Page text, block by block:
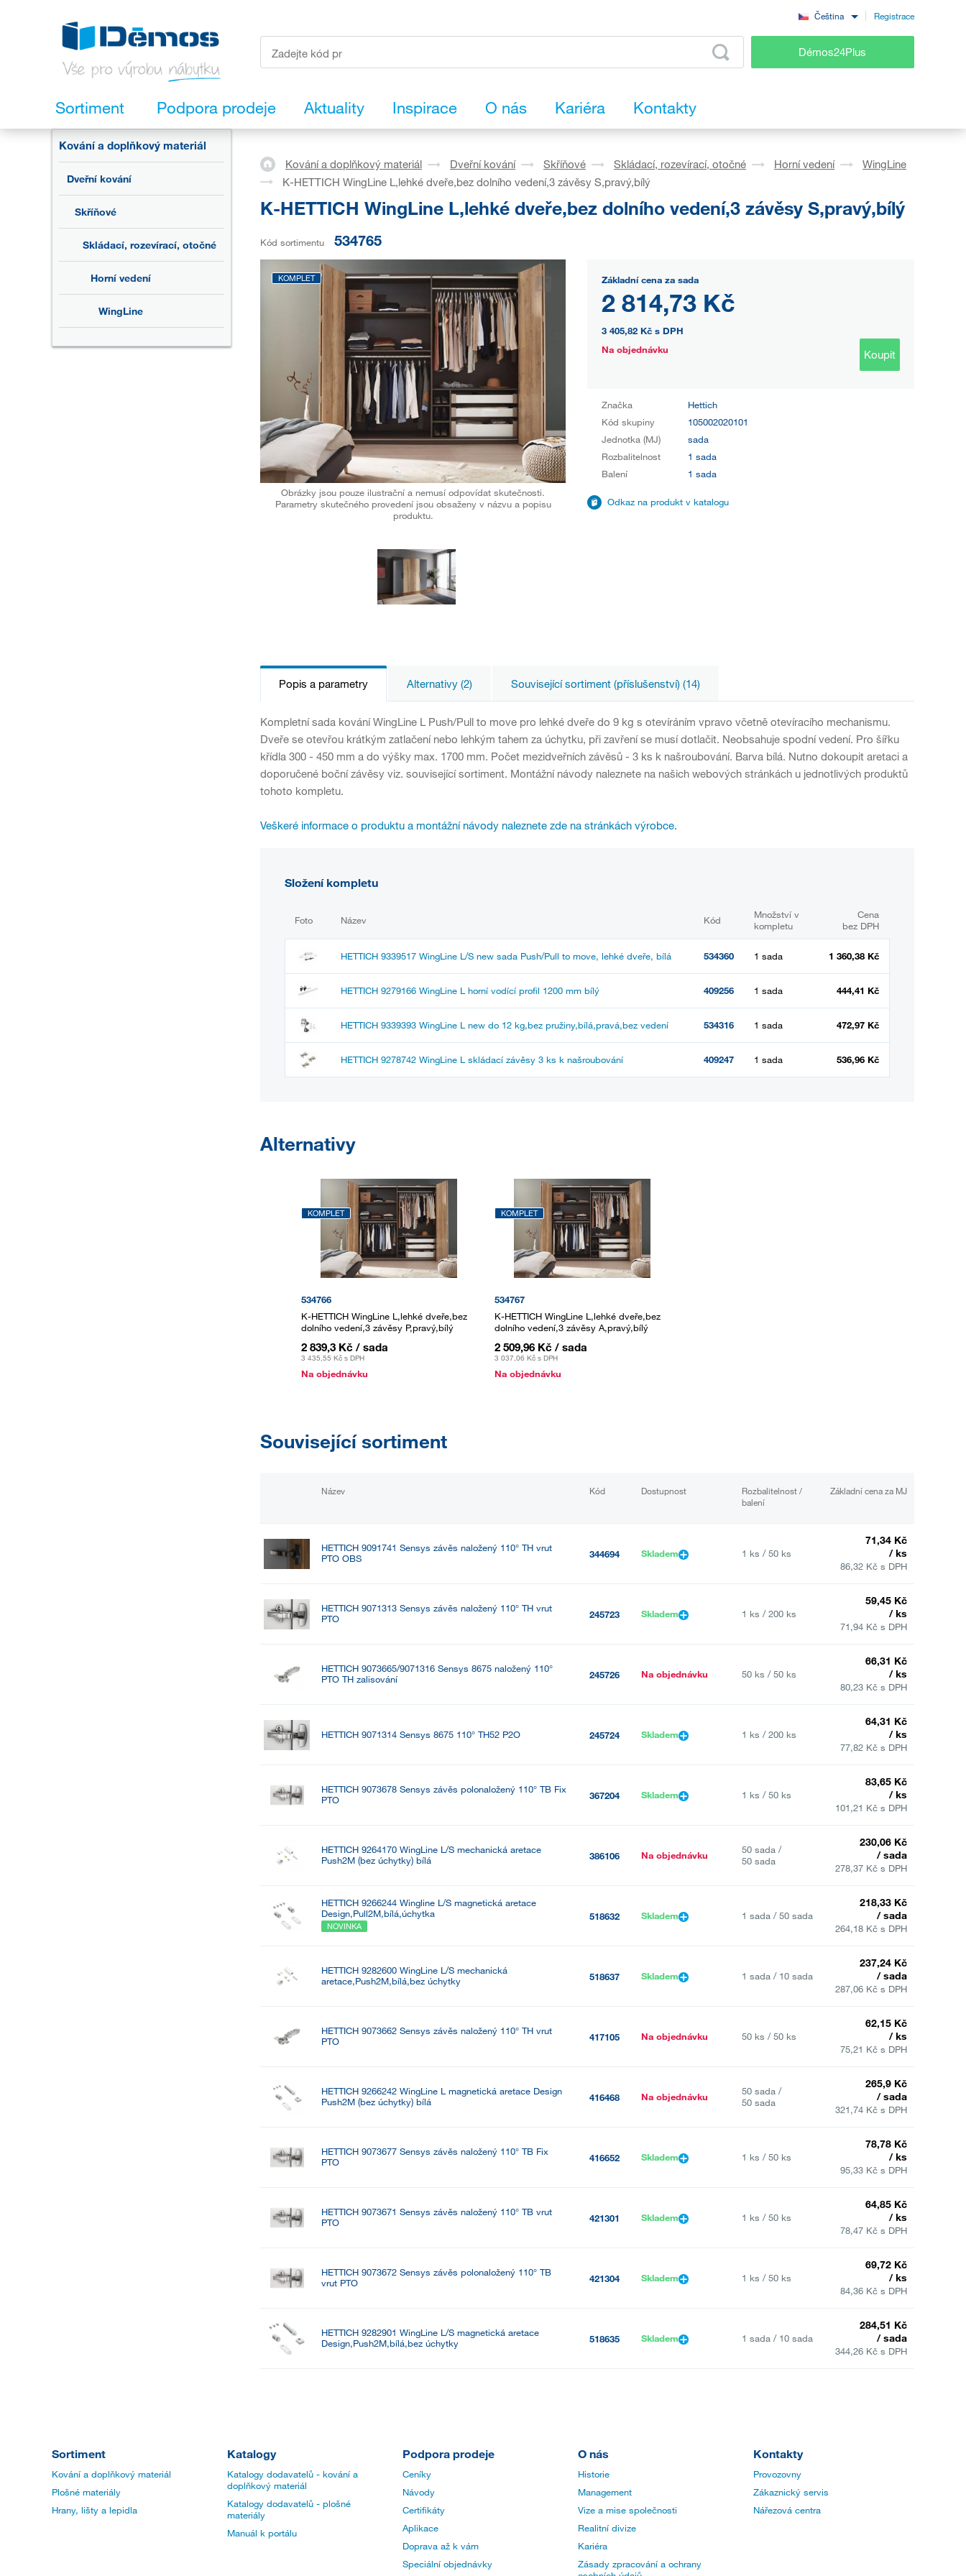
Čeština Registrace
Démos24Plus
Sortiment Podpora prodeje Aktuality Inspirace O nás Kariéra Kontakty
Kování a doplňkový materiál
Dveřní kování
Skříňové
Skládací, rozevírací, otočné
Horní vedení
WingLine
Kování a doplňkový materiál Dveřní kování Skříňové Skládací, rozevírací, otočné Horní vedení
WingLine
K-HETTICH WingLine L,lehké dveře,bez dolního vedení,3 závěsy S,pravý,bílý
K-HETTICH WingLine L,lehké dveře,bez dolního vedení,3 závěsy S,pravý,bílý
Kód sortimentu 534765
KOMPLET
Obrázky jsou pouze ilustrační a nemusí odpovídat skutečnosti.
Parametry skutečného provedení jsou obsaženy v názvu a popisu
produktu.
Základní cena za sada
2 814,73 Kč
3 405,82 Kč s DPH
Na objednávku
Koupit
Značka
Hettich
Kód skupiny
105002020101
Jednotka (MJ)
sada
Rozbalitelnost
1 sada
Balení
1 sada
Odkaz na produkt v katalogu
Popis a parametry Alternativy (2) Související sortiment (příslušenství) (14)
Kompletní sada kování WingLine L Push/Pull to move pro lehké dveře do 9 kg s otevíráním vpravo včetně otevíracího mechanismu.
Dveře se otevřou krátkým zatlačení nebo lehkým tahem za úchytku, při zavření se musí dotlačit. Neobsahuje spodní vedení. Pro šířku
křídla 300 - 450 mm a do výšky max. 1700 mm. Počet mezidveřních závěsů - 3 ks k našroubování. Barva bílá. Nutno dokoupit aretaci a
doporučené boční závěsy viz. související sortiment. Montážní návody naleznete na našich webových stránkách u jednotlivých produktů
tohoto kompletu.
Veškeré informace o produktu a montážní návody naleznete zde na stránkách výrobce.
Složení kompletu
Foto Název Kód
Množství v
kompletu
Cena
bez DPH
HETTICH 9339517 WingLine L/S new sada Push/Pull to move, lehké dveře, bílá 534360 1 sada 1 360,38 Kč
HETTICH 9279166 WingLine L horní vodící profil 1200 mm bílý 409256 1 sada 444,41 Kč
HETTICH 9339393 WingLine L new do 12 kg,bez pružiny,bílá,pravá,bez vedení 534316 1 sada 472,97 Kč
HETTICH 9278742 WingLine L skládací závěsy 3 ks k našroubování 409247 1 sada 536,96 Kč
Alternativy
KOMPLET
534766
K-HETTICH WingLine L,lehké dveře,bez
dolního vedení,3 závěsy P,pravý,bílý
2 839,3 Kč / sada
3 435,55 Kč s DPH
Na objednávku
KOMPLET
534767
K-HETTICH WingLine L,lehké dveře,bez
dolního vedení,3 závěsy A,pravý,bílý
2 509,96 Kč / sada
3 037,06 Kč s DPH
Na objednávku
Související sortiment
Název Kód Dostupnost
Rozbalitelnost /
balení
Základní cena za MJ
HETTICH 9091741 Sensys závěs naložený 110° TH vrut
PTO OBS
344694 Skladem 1 ks / 50 ks
71,34 Kč
/ ks
86,32 Kč s DPH
HETTICH 9071313 Sensys závěs naložený 110° TH vrut
PTO
245723 Skladem 1 ks / 200 ks
59,45 Kč
/ ks
71,94 Kč s DPH
HETTICH 9073665/9071316 Sensys 8675 naložený 110°
PTO TH zalisování
245726 Na objednávku 50 ks / 50 ks
66,31 Kč
/ ks
80,23 Kč s DPH
HETTICH 9071314 Sensys 8675 110° TH52 P2O 245724 Skladem 1 ks / 200 ks
64,31 Kč
/ ks
77,82 Kč s DPH
HETTICH 9073678 Sensys závěs polonaložený 110° TB Fix
PTO
367204 Skladem 1 ks / 50 ks
83,65 Kč
/ ks
101,21 Kč s DPH
HETTICH 9264170 WingLine L/S mechanická aretace
Push2M (bez úchytky) bílá
386106 Na objednávku
50 sada /
50 sada
230,06 Kč
/ sada
278,37 Kč s DPH
HETTICH 9266244 Wingline L/S magnetická aretace
Design,Pull2M,bílá,úchytka
NOVINKA
518632 Skladem 1 sada / 50 sada
218,33 Kč
/ sada
264,18 Kč s DPH
HETTICH 9282600 WingLine L/S mechanická
aretace,Push2M,bílá,bez úchytky
518637 Skladem 1 sada / 10 sada
237,24 Kč
/ sada
287,06 Kč s DPH
HETTICH 9073662 Sensys závěs naložený 110° TH vrut
PTO
417105 Na objednávku 50 ks / 50 ks
62,15 Kč
/ ks
75,21 Kč s DPH
HETTICH 9266242 WingLine L magnetická aretace Design
Push2M (bez úchytky) bílá
416468 Na objednávku
50 sada /
50 sada
265,9 Kč
/ sada
321,74 Kč s DPH
HETTICH 9073677 Sensys závěs naložený 110° TB Fix
PTO
416652 Skladem 1 ks / 50 ks
78,78 Kč
/ ks
95,33 Kč s DPH
HETTICH 9073671 Sensys závěs naložený 110° TB vrut
PTO
421301 Skladem 1 ks / 50 ks
64,85 Kč
/ ks
78,47 Kč s DPH
HETTICH 9073672 Sensys závěs polonaložený 110° TB
vrut PTO
421304 Skladem 1 ks / 50 ks
69,72 Kč
/ ks
84,36 Kč s DPH
HETTICH 9282901 WingLine L/S magnetická aretace
Design,Push2M,bílá,bez úchytky
518635 Skladem 1 sada / 10 sada
284,51 Kč
/ sada
344,26 Kč s DPH
Sortiment
Kování a doplňkový materiál
Plošné materiály
Hrany, lišty a lepidla
Katalogy
Katalogy dodavatelů - kování a
doplňkový materiál
Katalogy dodavatelů - plošné
materiály
Manuál k portálu
Podpora prodeje
Ceníky
Návody
Certifikáty
Aplikace
Doprava až k vám
Speciální objednávky
O nás
Historie
Management
Vize a mise společnosti
Realitní divize
Kariéra
Zásady zpracování a ochrany
Kontakty
Provozovny
Zákaznický servis
Nářezová centra